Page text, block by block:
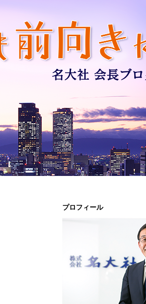
プロフィール